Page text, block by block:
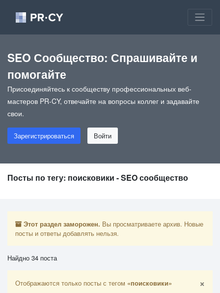
SEO Сообщество: Спрашивайте и
помогайте
Присоединяйтесь к сообществу профессиональных веб-
мастеров PR-CY, отвечайте на вопросы коллег и задавайте
свои.
Зарегистрироваться Войти
Посты по тегу: поисковики - SEO сообщество
Этот раздел заморожен. Вы просматриваете архив. Новые
посты и ответы добавлять нельзя.
Найдно 34 поста
Отображаются только посты с тегом «поисковики» ×